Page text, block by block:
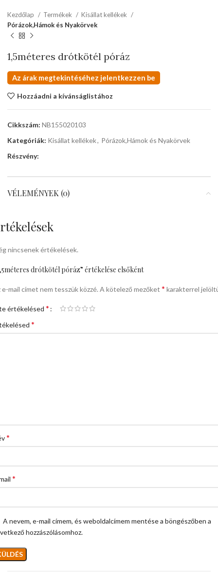
Kezdőlap Termékek
Kisállat kellékek
Pórázok,Hámok és Nyakörvek
1,5méteres drótkötél póráz
Az árak megtekintéséhez jelentkezzen be
Hozzáadni a kívánságlistához
Cikkszám: NB155020103
Kategóriák: Kisállat kellékek, Pórázok,Hámok és Nyakörvek
Részvény:
VÉLEMÉNYEK (0)
nincsenek értékelések.
drótkötél póráz” értékelése elsőként
e-mail címet nem tesszük közzé. A kötelező mezőket * karakterrel
értékelésed *
*
*
*
A nevem, e-mail címem, és weboldalcímem mentése a böngészőben a
hozzászólásomhoz.